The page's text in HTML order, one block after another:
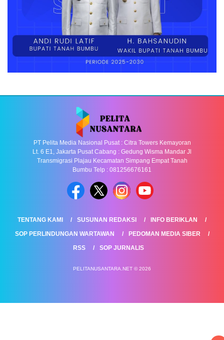
PT Pelita Media Nasional Pusat : Citra Towers Kemayoran
Lt. 6 E1, Jakarta Pusat Cabang : Gedung Wisma Mandar Jl
Transmigrasi Plajau Kecamatan Simpang Empat Tanah
Bumbu Telp : 081256676161
TENTANG KAMI SUSUNAN REDAKSI
INFO BERIKLAN
SOP PERLINDUNGAN WARTAWAN
PEDOMAN MEDIA SIBER
RSS
SOP JURNALIS
PELITANUSANTARA.NET © 2026